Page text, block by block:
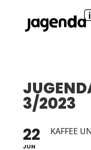
3/2023
22
JUN
KAFFEE